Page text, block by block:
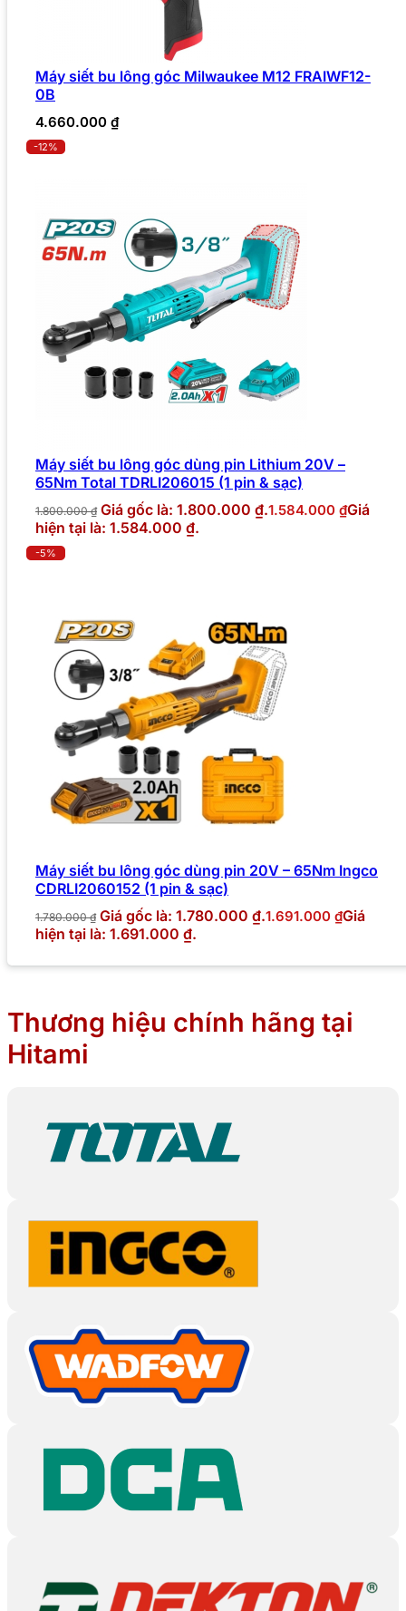
Máy siết bu lông góc Milwaukee M12 FRAIWF12-
0B
4.660.000 ₫
-12%
Máy siết bu lông góc dùng pin Lithium 20V –
65Nm Total TDRLI206015 (1 pin & sạc)
1.800.000₫ Giá gốc là: 1.800.000 ₫.1.584.000 ₫Giá
hiện tại là: 1.584.000 ₫.
-5%
Máy siết bu lông góc dùng pin 20V – 65Nm Ingco
CDRLI2060152 (1 pin & sạc)
1.780.000₫ Giá gốc là: 1.780.000 ₫.1.691.000 ₫Giá
hiện tại là: 1.691.000 ₫.
Thương hiệu chính hãng tại
Hitami